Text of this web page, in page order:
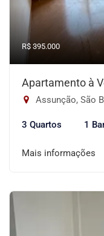
R$ 395.000
Apartamento à
Assunção, São
3 Quartos 1
Mais informações